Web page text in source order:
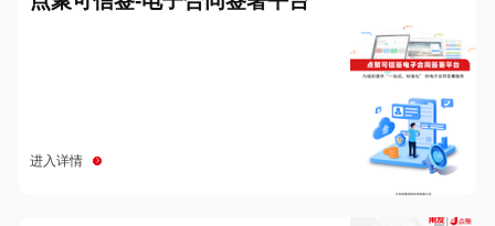
进入详情